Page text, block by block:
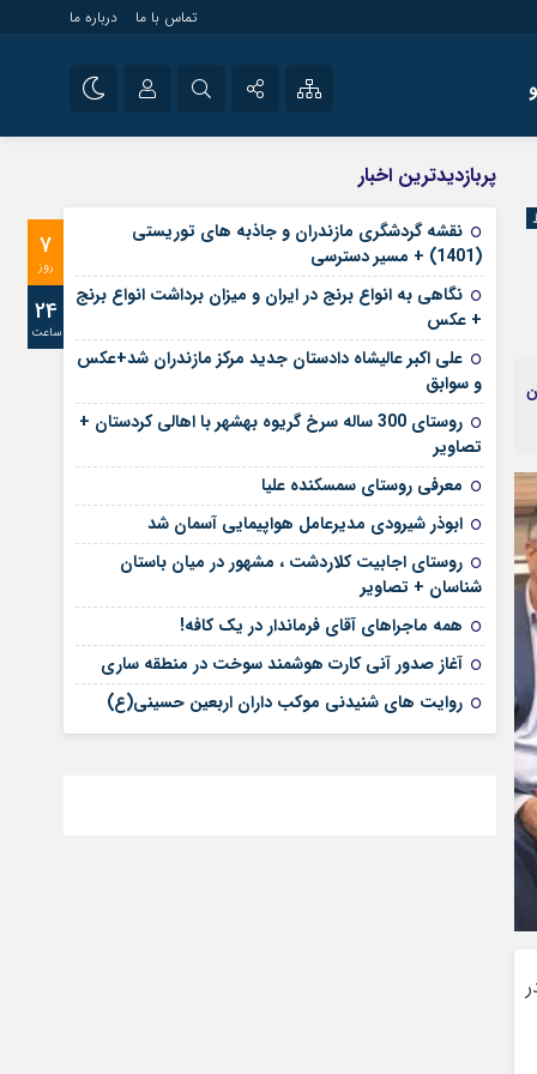
تماس با ما درباره ما
آپارات
رمز عبور
مرا به خاطر بسپار
راه اندازی سایت و
سایت های خبری و
پربازدیدترین اخبار
7
روز
24
ساعت
نقشه گردشگری مازندران و جاذبه های توریستی
(1401) + مسیر دسترسی
نگاهی به انواع برنج در ایران و میزان برداشت انواع برنج
+ عکس
علی‌ اکبر عالیشاه دادستان جدید مرکز مازندران شد+عکس
و سوابق
روستای 300 ساله سرخ ‌گریوه بهشهر با اهالی کردستان +
تصاویر
معرفی روستای سمسکنده علیا
ابوذر شیرودی مدیرعامل هواپیمایی آسمان شد
روستای اجابیت کلاردشت ، مشهور در میان باستان
شناسان + تصاویر
همه ماجراهای آقای فرماندار در یک کافه!
آغاز صدور آنی کارت هوشمند سوخت در منطقه ساری
روایت های شنیدنی موکب داران اربعین حسینی(ع)